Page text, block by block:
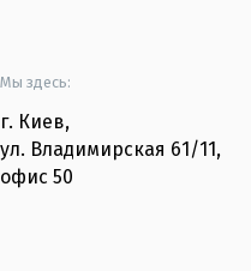
Мы здесь:
г. Киев,
ул. Владимирская 61/11,
офис 50